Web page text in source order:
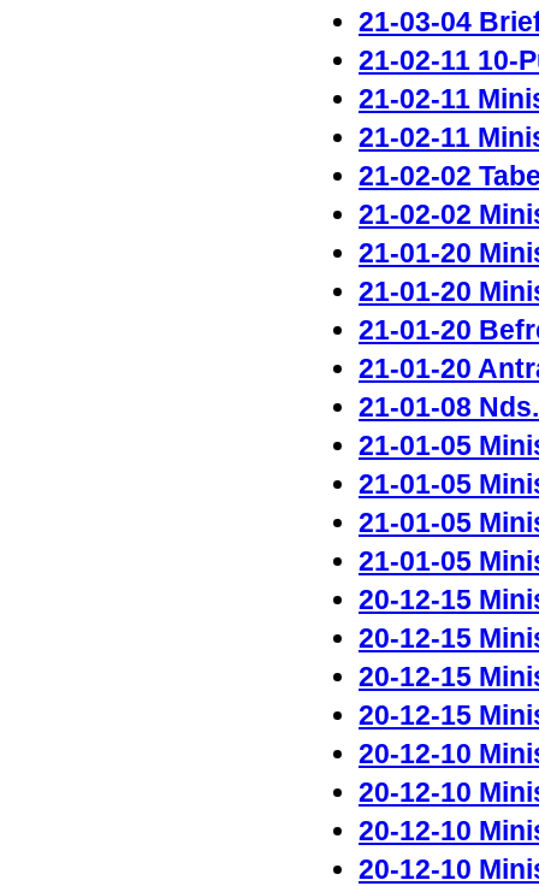
21-03-04
21-02-11 10-
21-02-11
21-02-11
21-02-02
21-02-02
21-01-20
21-01-20
21-01-20
21-01-20
21-01-08
21-01-05
21-01-05
21-01-05
21-01-05
20-12-15
20-12-15
20-12-15
20-12-15
20-12-10
20-12-10
20-12-10
20-12-10